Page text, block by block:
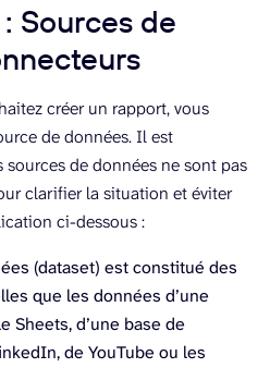
Sources de
créer un rapport, vous
de données. Il est
de données ne sont pas
clarifier la situation et éviter
ci-dessous :
(dataset) est constitué des
que les données d’une
Sheets, d’une base de
de YouTube ou les